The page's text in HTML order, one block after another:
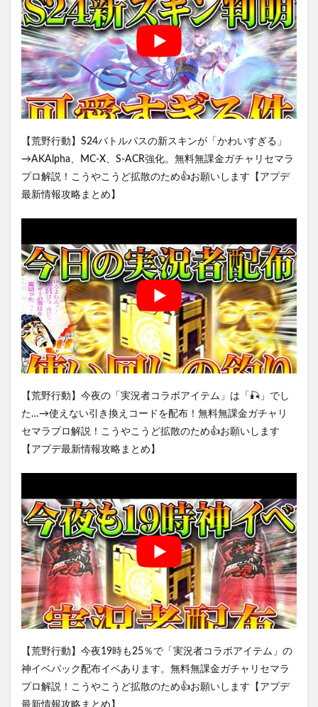
【荒野行動】S24バトルパスの新スキンが「かわいすぎる」
→AKAlpha、MC-X、S-ACR強化。無料無課金ガチャリセマラ
プロ解説！こうやこうど拡散のため👍お願いします【アプデ
最新情報攻略まとめ】
【荒野行動】今夜の「実況者コラボアイテム」は「🎣」でし
た…→使えない引き換えコードを配布！無料無課金ガチャリ
セマラプロ解説！こうやこうど拡散のため👍お願いします
【アプデ最新情報攻略まとめ】
【荒野行動】今夜19時も25％で「実況者コラボアイテム」の
神イベパック配布イベあります。無料無課金ガチャリセマラ
プロ解説！こうやこうど拡散のため👍お願いします【アプデ
最新情報攻略まとめ】